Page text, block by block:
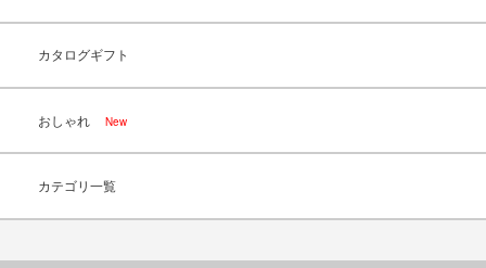
カタログギフト
おしゃれ New
カテゴリ一覧